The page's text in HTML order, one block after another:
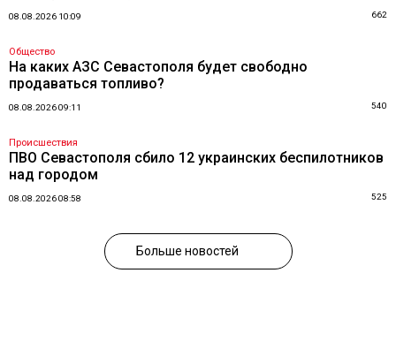
08.08.2026 10:09 662
Общество
На каких АЗС Севастополя будет свободно
продаваться топливо?
08.08.2026 09:11 540
Происшествия
ПВО Севастополя сбило 12 украинских беспилотников
над городом
08.08.2026 08:58 525
Больше новостей